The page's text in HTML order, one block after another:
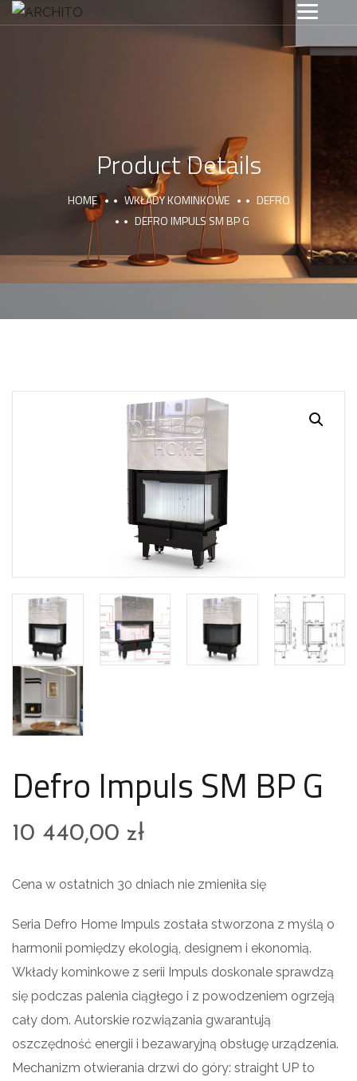
Product Details
HOME WKŁADY KOMINKOWE
DEFRO
DEFRO IMPULS SM BP G
Defro Impuls SM BP G
10 440,00 zł
Cena w ostatnich 30 dniach nie zmieniła się
Seria Defro Home Impuls została stworzona z myślą o
harmonii pomiędzy ekologią, designem i ekonomią.
Wkłady kominkowe z serii Impuls doskonale sprawdzą
się podczas palenia ciągłego i z powodzeniem ogrzeją
cały dom. Autorskie rozwiązania gwarantują
oszczędność energii i bezawaryjną obsługę urządzenia.
Mechanizm otwierania drzwi do góry: straight UP to